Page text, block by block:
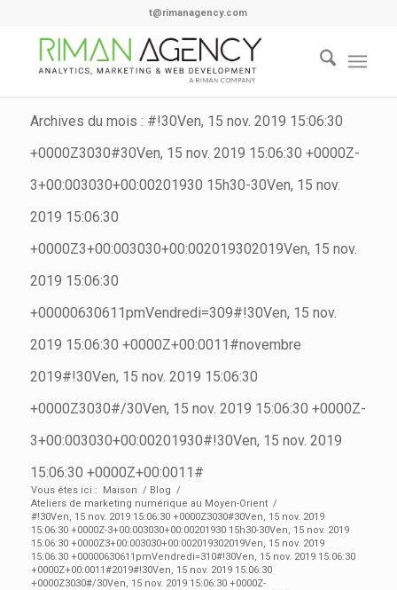
t@rimanagency.com
Archives du mois : #!30Ven, 15 nov. 2019 15:06:30
+0000Z3030#30Ven, 15 nov. 2019 15:06:30 +0000Z-
3+00:003030+00:00201930 15h30-30Ven, 15 nov.
2019 15:06:30
+0000Z3+00:003030+00:002019302019Ven, 15 nov.
2019 15:06:30
+00000630611pmVendredi=309#!30Ven, 15 nov.
2019 15:06:30 +0000Z+00:0011#novembre
2019#!30Ven, 15 nov. 2019 15:06:30
+0000Z3030#/30Ven, 15 nov. 2019 15:06:30 +0000Z-
3+00:003030+00:00201930#!30Ven, 15 nov. 2019
15:06:30 +0000Z+00:0011#
Vous êtes ici : Maison / Blog /
Ateliers de marketing numérique au Moyen-Orient /
#!30Ven, 15 nov. 2019 15:06:30 +0000Z3030#30Ven, 15 nov. 2019
15:06:30 +0000Z-3+00:003030+00:00201930 15h30-30Ven, 15 nov. 2019
15:06:30 +0000Z3+00:003030+00:002019302019Ven, 15 nov. 2019
15:06:30 +00000630611pmVendredi=310#!30Ven, 15 nov. 2019 15:06:30
+0000Z+00:0011#2019#!30Ven, 15 nov. 2019 15:06:30
+0000Z3030#/30Ven, 15 nov. 2019 15:06:30 +0000Z-